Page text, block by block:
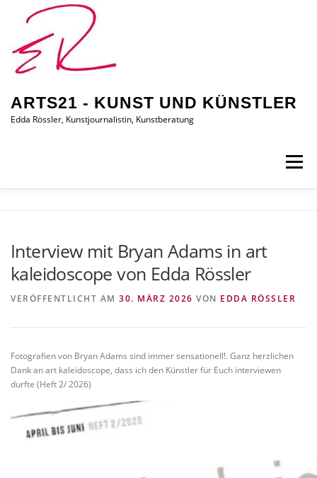
ARTS21 - KUNST UND KÜNSTLER
Edda Rössler, Kunstjournalistin, Kunstberatung
Menü
AUSSTELLUNGEN/BILDER EDDA KAUFT EIN
Interview mit Bryan Adams in art
kaleidoscope von Edda Rössler
VERÖFFENTLICHT AM 30. MÄRZ 2026 VON EDDA RÖSSLER
Fotografien von Bryan Adams sind immer sensationell!. Ganz herzlichen
Dank an art kaleidoscope, dass ich den Künstler für Euch interviewen
durfte (Heft 2/ 2026)